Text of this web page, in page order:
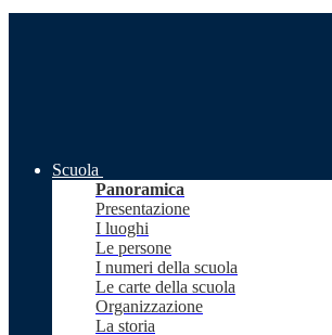
Scuola
Panoramica
Presentazione
I luoghi
Le persone
I numeri della scuola
Le carte della scuola
Organizzazione
La storia